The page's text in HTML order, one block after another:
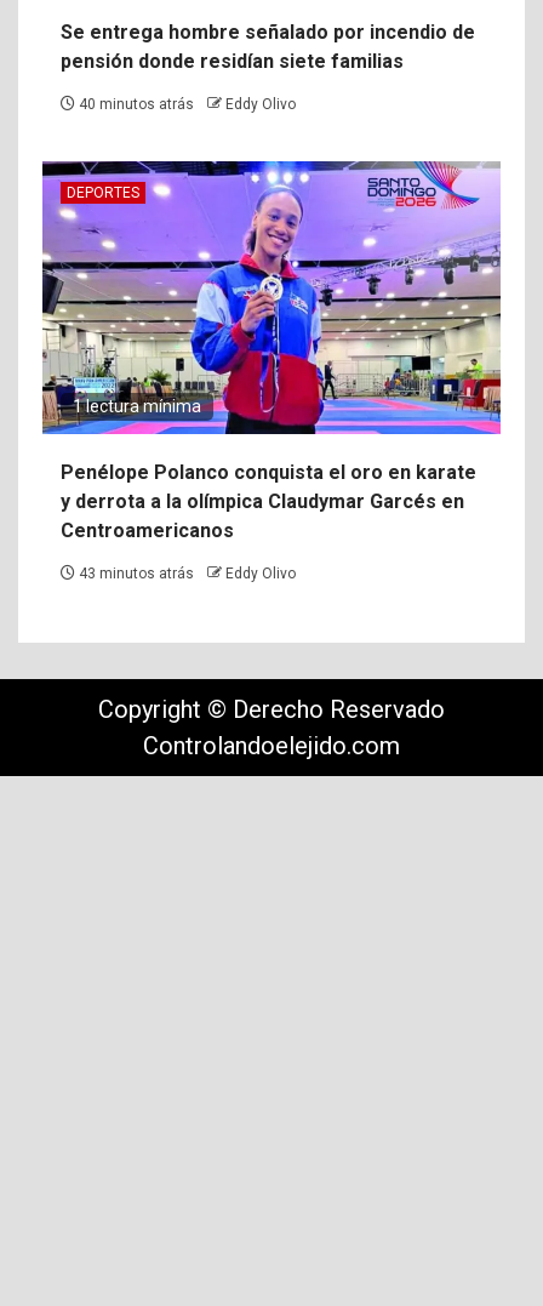
Se entrega hombre señalado por incendio de
pensión donde residían siete familias
40 minutos atrás Eddy Olivo
DEPORTES
1 lectura mínima
Penélope Polanco conquista el oro en karate
y derrota a la olímpica Claudymar Garcés en
Centroamericanos
43 minutos atrás Eddy Olivo
Copyright © Derecho Reservado
Controlandoelejido.com